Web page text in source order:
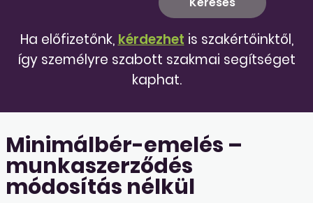
Ha előfizetőnk, kérdezhet is szakértőinktől,
így személyre szabott szakmai segítséget
kaphat.
Minimálbér-emelés –
munkaszerződés
módosítás nélkül